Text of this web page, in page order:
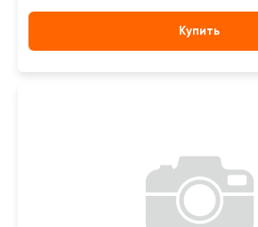
Купить